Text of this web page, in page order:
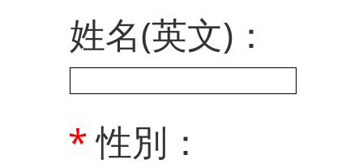
姓名(英文)：
*性別：